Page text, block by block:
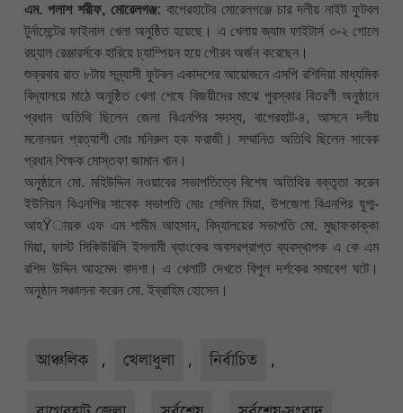
এম. পলাশ শরীফ, মোরেলগঞ্জ: বাগেরহাটের মোরেলগঞ্জে চার দলীয় নাইট ফুটবল
টুর্নামেন্টের ফাইনাল খেলা অনুষ্ঠিত হয়েছে। এ খেলায় জ্যাম ফাইটার্স ৩-২ গোলে
রয়্যাল রেঞ্জারর্সকে হারিয়ে চ্যাম্পিয়ন হয়ে গৌরব অর্জন করেছেন।
শুক্রবার রাত ৮টায় সন্ন্যাসী ফুটবল একাদশের আয়োজনে এসপি রশিদিয়া মাধ্যমিক
বিদ্যালয়ে মাঠে অনুষ্ঠিত খেলা শেষে বিজয়ীদের মাঝে পুরস্কার বিতরণী অনুষ্ঠানে
প্রধান অতিথি ছিলেন জেলা বিএনপির সদস্য, বাগেরহাট-৪, আসনে দলীয়
মনোনয়ন প্রত্যাশী মোঃ মনিরুল হক ফরাজী। সম্মানিত অতিথি ছিলেন সাবেক
প্রধান শিক্ষক মোস্তফা জামান খান।
অনুষ্ঠানে মো. মহিউদ্দিন নওয়াবের সভাপতিত্বে বিশেষ অতিথির বক্তৃতা করেন
ইউনিয়ন বিএনপির সাবেক সভাপতি মোঃ সেলিম মিয়া, উপজেলা বিএনপির যুগ্ম-
আহŸায়ক এফ এম শামীম আহসান, বিদ্যালয়ের সভাপতি মো. মুছাফকাক্কা
মিয়া, ফাস্ট সিকিউরিসি ইসলামী ব্যাংকের অবসরপ্রাপ্ত ব্যবস্থাপক এ কে এম
রশিদ উদ্দিন আহমেদ বাদশা। এ খেলাটি দেখতে বিপুল দর্শকের সমাবেশ ঘটে।
অনুষ্ঠান সঞ্চালনা করেন মো. ইব্রাহিম হোসেন।
আঞ্চলিক , খেলাধুলা , নির্বাচিত ,